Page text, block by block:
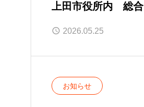
上田市役所内 総合
2026.05.25
お知らせ